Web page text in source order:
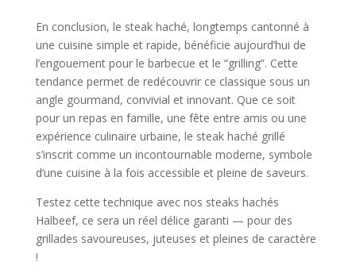
En conclusion, le steak haché, longtemps cantonné à
une cuisine simple et rapide, bénéficie aujourd’hui de
l’engouement pour le barbecue et le “grilling”. Cette
tendance permet de redécouvrir ce classique sous un
angle gourmand, convivial et innovant. Que ce soit
pour un repas en famille, une fête entre amis ou une
expérience culinaire urbaine, le steak haché grillé
s’inscrit comme un incontournable moderne, symbole
d’une cuisine à la fois accessible et pleine de saveurs.
Testez cette technique avec nos steaks hachés
Halbeef, ce sera un réel délice garanti — pour des
grillades savoureuses, juteuses et pleines de caractère
!